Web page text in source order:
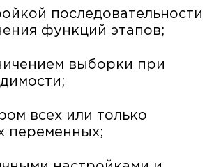
последовательности
функций этапов;
выборки при
всех или только
переменных;